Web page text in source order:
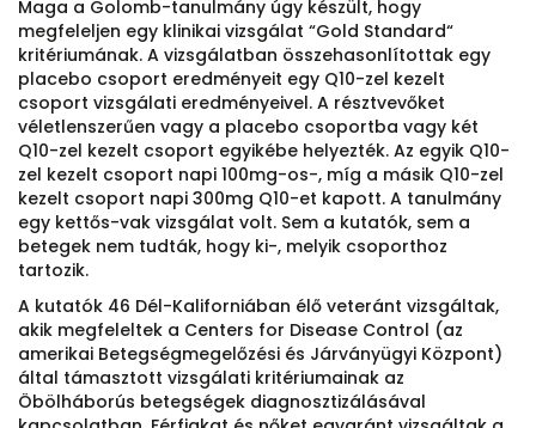
Maga a Golomb-tanulmány úgy készült, hogy
megfeleljen egy klinikai vizsgálat “Gold Standard“
kritériumának. A vizsgálatban összehasonlítottak egy
placebo csoport eredményeit egy Q10-zel kezelt
csoport vizsgálati eredményeivel. A résztvevőket
véletlenszerűen vagy a placebo csoportba vagy két
Q10-zel kezelt csoport egyikébe helyezték. Az egyik Q10-
zel kezelt csoport napi 100mg-os-, míg a másik Q10-zel
kezelt csoport napi 300mg Q10-et kapott. A tanulmány
egy kettős-vak vizsgálat volt. Sem a kutatók, sem a
betegek nem tudták, hogy ki-, melyik csoporthoz
tartozik.
A kutatók 46 Dél-Kaliforniában élő veteránt vizsgáltak,
akik megfeleltek a Centers for Disease Control (az
amerikai Betegségmegelőzési és Járványügyi Központ)
által támasztott vizsgálati kritériumainak az
Öbölháborús betegségek diagnosztizálásával